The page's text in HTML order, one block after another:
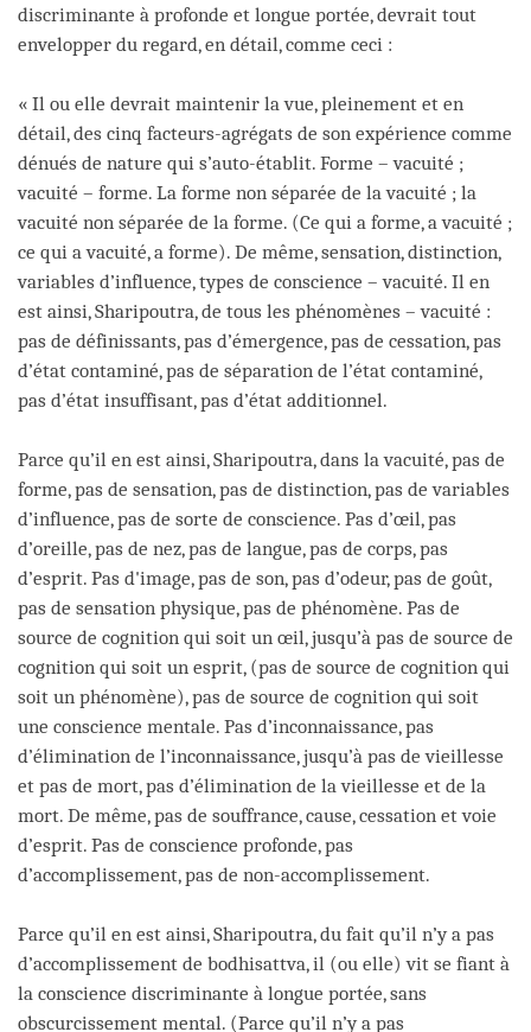
discriminante à profonde et longue portée, devrait tout
envelopper du regard, en détail, comme ceci :
« Il ou elle devrait maintenir la vue, pleinement et en
détail, des cinq facteurs-agrégats de son expérience comme
dénués de nature qui s’auto-établit. Forme – vacuité ;
vacuité – forme. La forme non séparée de la vacuité ; la
vacuité non séparée de la forme. (Ce qui a forme, a vacuité ;
ce qui a vacuité, a forme). De même, sensation, distinction,
variables d’influence, types de conscience – vacuité. Il en
est ainsi, Sharipoutra, de tous les phénomènes – vacuité :
pas de définissants, pas d’émergence, pas de cessation, pas
d’état contaminé, pas de séparation de l’état contaminé,
pas d’état insuffisant, pas d’état additionnel.
Parce qu’il en est ainsi, Sharipoutra, dans la vacuité, pas de
forme, pas de sensation, pas de distinction, pas de variables
d’influence, pas de sorte de conscience. Pas d’œil, pas
d’oreille, pas de nez, pas de langue, pas de corps, pas
d’esprit. Pas d'image, pas de son, pas d’odeur, pas de goût,
pas de sensation physique, pas de phénomène. Pas de
source de cognition qui soit un œil, jusqu’à pas de source de
cognition qui soit un esprit, (pas de source de cognition qui
soit un phénomène), pas de source de cognition qui soit
une conscience mentale. Pas d’inconnaissance, pas
d’élimination de l’inconnaissance, jusqu’à pas de vieillesse
et pas de mort, pas d’élimination de la vieillesse et de la
mort. De même, pas de souffrance, cause, cessation et voie
d’esprit. Pas de conscience profonde, pas
d’accomplissement, pas de non-accomplissement.
Parce qu’il en est ainsi, Sharipoutra, du fait qu’il n’y a pas
d’accomplissement de bodhisattva, il (ou elle) vit se fiant à
la conscience discriminante à longue portée, sans
obscurcissement mental. (Parce qu’il n’y a pas